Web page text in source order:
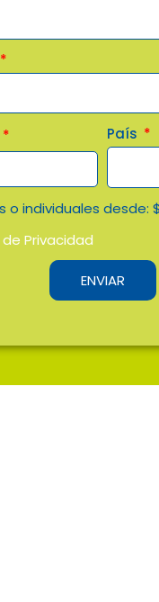
País
o individuales desde:
Privacidad
ENVIAR